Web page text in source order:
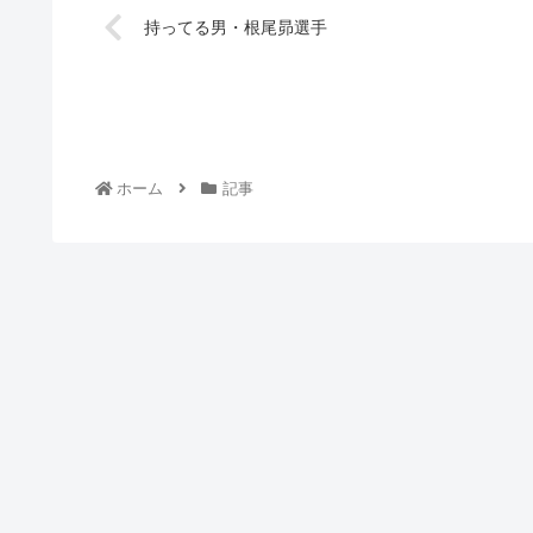
持ってる男・根尾昴選手
ホーム 記事